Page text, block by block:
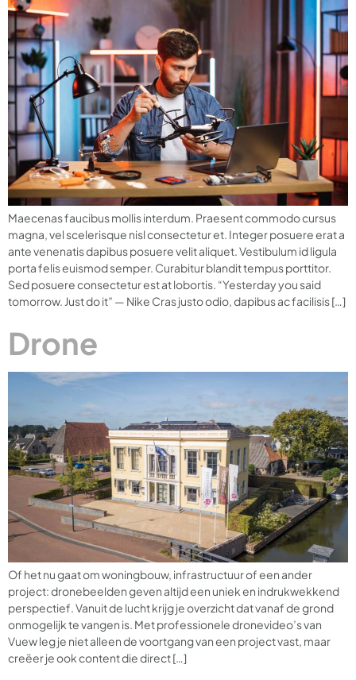
Maecenas faucibus mollis interdum. Praesent commodo cursus
magna, vel scelerisque nisl consectetur et. Integer posuere erat a
ante venenatis dapibus posuere velit aliquet. Vestibulum id ligula
porta felis euismod semper. Curabitur blandit tempus porttitor.
Sed posuere consectetur est at lobortis. “Yesterday you said
tomorrow. Just do it” — Nike Cras justo odio, dapibus ac facilisis […]
Drone
Of het nu gaat om woningbouw, infrastructuur of een ander
project: dronebeelden geven altijd een uniek en indrukwekkend
perspectief. Vanuit de lucht krijg je overzicht dat vanaf de grond
onmogelijk te vangen is. Met professionele dronevideo’s van
Vuew leg je niet alleen de voortgang van een project vast, maar
creëer je ook content die direct […]